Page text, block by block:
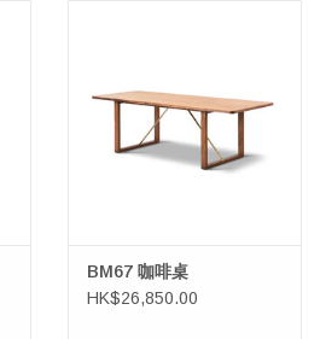
BM67 咖啡桌
HK$26,850.00